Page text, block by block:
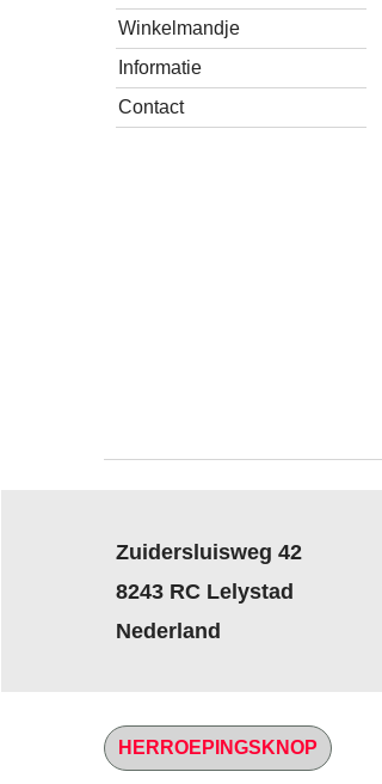
Winkelmandje
Informatie
Contact
Zuidersluisweg 42
8243 RC Lelystad
Nederland
HERROEPINGSKNOP